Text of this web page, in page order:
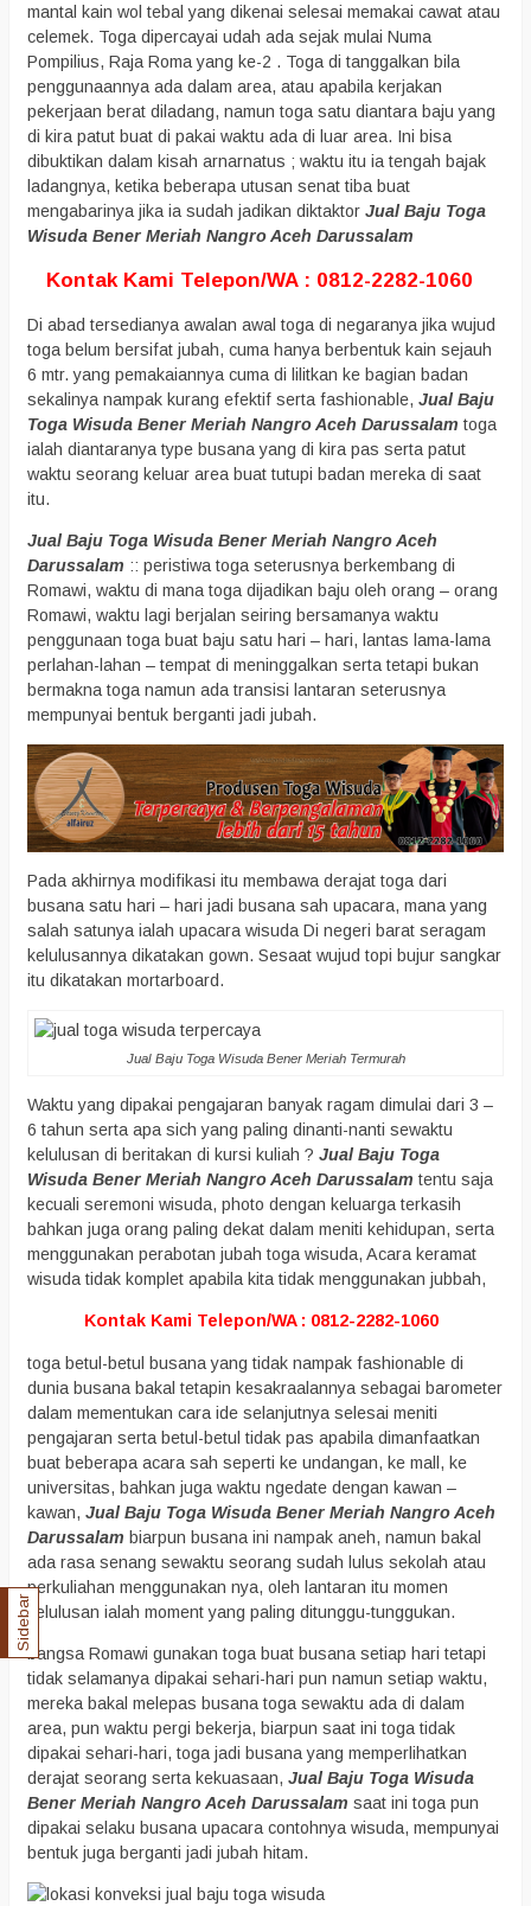
mantal kain wol tebal yang dikenai selesai memakai cawat atau
celemek. Toga dipercayai udah ada sejak mulai Numa
Pompilius, Raja Roma yang ke-2 . Toga di tanggalkan bila
penggunaannya ada dalam area, atau apabila kerjakan
pekerjaan berat diladang, namun toga satu diantara baju yang
di kira patut buat di pakai waktu ada di luar area. Ini bisa
dibuktikan dalam kisah arnarnatus ; waktu itu ia tengah bajak
ladangnya, ketika beberapa utusan senat tiba buat
mengabarinya jika ia sudah jadikan diktaktor Jual Baju Toga
Wisuda Bener Meriah Nangro Aceh Darussalam
Kontak Kami Telepon/WA : 0812-2282-1060
Di abad tersedianya awalan awal toga di negaranya jika wujud
toga belum bersifat jubah, cuma hanya berbentuk kain sejauh
6 mtr. yang pemakaiannya cuma di lilitkan ke bagian badan
sekalinya nampak kurang efektif serta fashionable, Jual Baju
Toga Wisuda Bener Meriah Nangro Aceh Darussalam toga
ialah diantaranya type busana yang di kira pas serta patut
waktu seorang keluar area buat tutupi badan mereka di saat
itu.
Jual Baju Toga Wisuda Bener Meriah Nangro Aceh
Darussalam :: peristiwa toga seterusnya berkembang di
Romawi, waktu di mana toga dijadikan baju oleh orang – orang
Romawi, waktu lagi berjalan seiring bersamanya waktu
penggunaan toga buat baju satu hari – hari, lantas lama-lama
perlahan-lahan – tempat di meninggalkan serta tetapi bukan
bermakna toga namun ada transisi lantaran seterusnya
mempunyai bentuk berganti jadi jubah.
Pada akhirnya modifikasi itu membawa derajat toga dari
busana satu hari – hari jadi busana sah upacara, mana yang
salah satunya ialah upacara wisuda Di negeri barat seragam
kelulusannya dikatakan gown. Sesaat wujud topi bujur sangkar
itu dikatakan mortarboard.
Jual Baju Toga Wisuda Bener Meriah Termurah
Waktu yang dipakai pengajaran banyak ragam dimulai dari 3 –
6 tahun serta apa sich yang paling dinanti-nanti sewaktu
kelulusan di beritakan di kursi kuliah ? Jual Baju Toga
Wisuda Bener Meriah Nangro Aceh Darussalam tentu saja
kecuali seremoni wisuda, photo dengan keluarga terkasih
bahkan juga orang paling dekat dalam meniti kehidupan, serta
menggunakan perabotan jubah toga wisuda, Acara keramat
wisuda tidak komplet apabila kita tidak menggunakan jubbah,
Kontak Kami Telepon/WA : 0812-2282-1060
toga betul-betul busana yang tidak nampak fashionable di
dunia busana bakal tetapin kesakraalannya sebagai barometer
dalam mementukan cara ide selanjutnya selesai meniti
pengajaran serta betul-betul tidak pas apabila dimanfaatkan
buat beberapa acara sah seperti ke undangan, ke mall, ke
universitas, bahkan juga waktu ngedate dengan kawan –
kawan, Jual Baju Toga Wisuda Bener Meriah Nangro Aceh
Darussalam biarpun busana ini nampak aneh, namun bakal
ada rasa senang sewaktu seorang sudah lulus sekolah atau
perkuliahan menggunakan nya, oleh lantaran itu momen
kelulusan ialah moment yang paling ditunggu-tunggukan.
bangsa Romawi gunakan toga buat busana setiap hari tetapi
tidak selamanya dipakai sehari-hari pun namun setiap waktu,
mereka bakal melepas busana toga sewaktu ada di dalam
area, pun waktu pergi bekerja, biarpun saat ini toga tidak
dipakai sehari-hari, toga jadi busana yang memperlihatkan
derajat seorang serta kekuasaan, Jual Baju Toga Wisuda
Bener Meriah Nangro Aceh Darussalam saat ini toga pun
dipakai selaku busana upacara contohnya wisuda, mempunyai
bentuk juga berganti jadi jubah hitam.
Sidebar